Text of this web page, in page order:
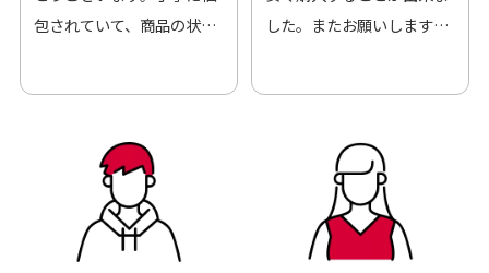
包されていて、商品の状態
した。またお願いします、